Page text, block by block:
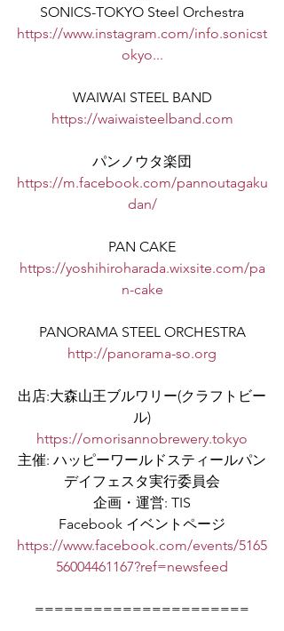
SONICS-TOKYO Steel Orchestra
https://www.instagram.com/info.sonicst
okyo...
WAIWAI STEEL BAND
https://waiwaisteelband.com
パンノウタ楽団
https://m.facebook.com/pannoutagaku
dan/
PAN CAKE
https://yoshihiroharada.wixsite.com/pa
n-cake
PANORAMA STEEL ORCHESTRA
http://panorama-so.org
出店:大森山王ブルワリー(クラフトビー
ル)
https://omorisannobrewery.tokyo
主催: ハッピーワールドスティールパン
デイフェスタ実⾏委員会
企画・運営: TIS
Facebook イベントページ
https://www.facebook.com/events/5165
56004461167?ref=newsfeed
======================